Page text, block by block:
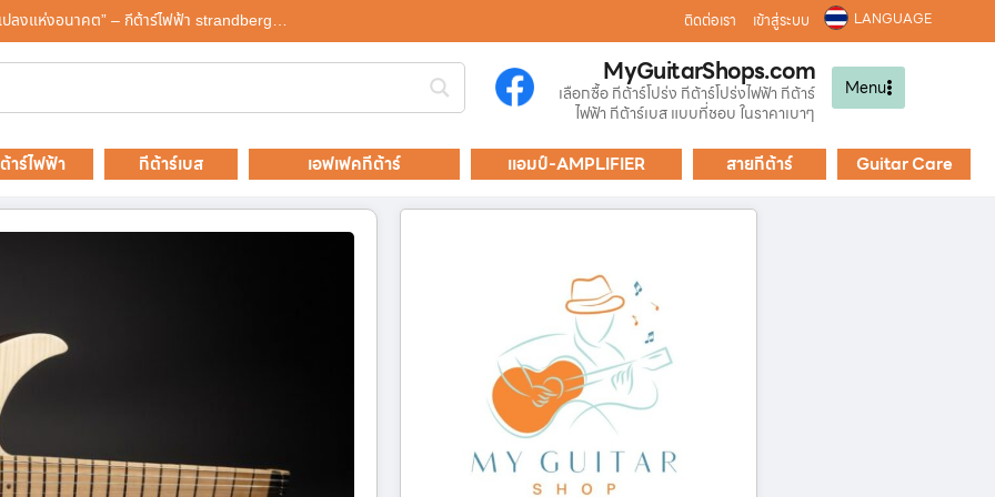
ปลงแห่งอนาคต” – กีต้าร์ไฟฟ้า strandberg… ติดต่อเรา เข้าสู่ระบบ LANGUAGE
MyGuitarShops.com
เลือกซื้อ กีต้าร์โปร่ง กีต้าร์โปร่งไฟฟ้า กีต้าร์
ไฟฟ้า กีต้าร์เบส แบบที่ชอบ ในราคาเบาๆ
Menu
าร์ไฟฟ้า กีต้าร์เบส เอฟเฟคกีต้าร์ แอมป์-AMPLIFIER สายกีต้าร์ Guitar Care